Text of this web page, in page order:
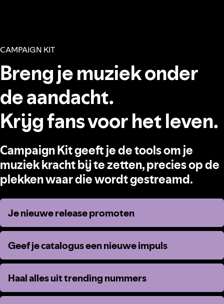
CAMPAIGN KIT
Breng je muziek onder
de aandacht.
Krijg fans voor het leven.
Campaign Kit geeft je de tools om je
muziek kracht bij te zetten, precies op de
plekken waar die wordt gestreamd.
Je nieuwe release promoten
Je nieuwe release promoten
Geef je catalogus een nieuwe impuls
Geef je catalogus een nieuwe impuls
Haal alles uit trending nummers
Haal alles uit trending nummers